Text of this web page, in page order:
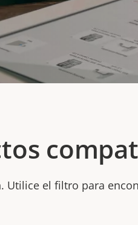
Utilice el filtro para